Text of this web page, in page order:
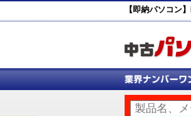
【即納パソコ